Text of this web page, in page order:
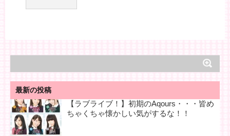
最新の投稿
【ラブライブ！】初期のAqours・・・皆め
ちゃくちゃ懐かしい気がするな！！